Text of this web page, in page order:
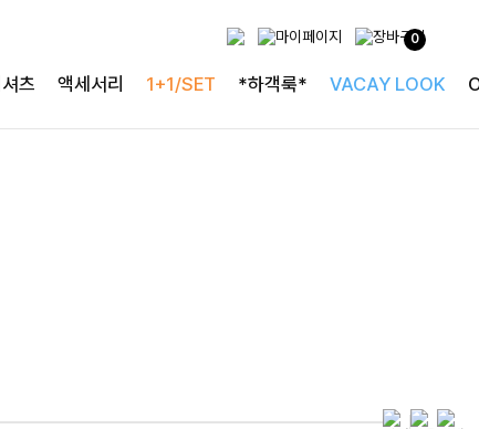
0
츠 액세서리 1+1/SET *하객룩* VACAY LOOK
특별한 날을 빛내는
하객룩의 정석